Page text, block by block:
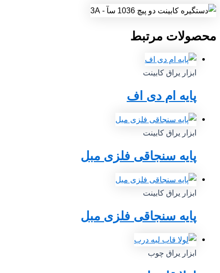
محصولات مرتبط
ابزار یراق کابینت
پایه ام دی اف
ابزار یراق کابینت
پایه سنجاقی فلزی مبل
ابزار یراق کابینت
پایه سنجاقی فلزی مبل
ابزار یراق چوب